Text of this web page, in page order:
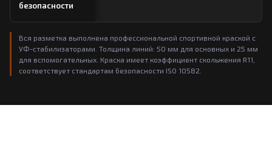
безопасности
Вся разметка выполнена профессиональной спортивной краской с
УФ-стабилизаторами. Толщина линий: 50 мм для основных и 25 мм
для вспомогательных. Краска имеет коэффициент скольжения R11,
соответствует стандартам безопасности ISO 10582.